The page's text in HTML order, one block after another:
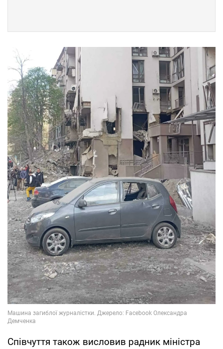
Співчуття також висловив радник міністра